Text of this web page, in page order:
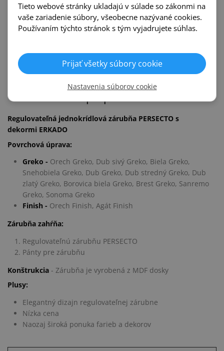
Posuvné systémy Kľučky
Regulovateľná jednokrídlová zárubňa PERSECTO s
dekormi ERKADO
Povrchová úprava:
Greko - Orech Greko, Dub sivý Greko, Biela Greko,
Snehobiela Greko, Dub Greko, Dub stredný Greko, Dub
zlatý Greko, Borovica biela Greko, Brest Greko, Sanremo
Greko, Sonoma Greko
Finish - Orech Finish, Agát Finish
Zárubňa zahŕňa:
Regulovateľnú zárubňu PERSECTO
Pánty pre zárubňu
Konštrukcia - Zárubňa je vyrobená z MDF dosky
Plusy:
Elegantný dizajn regulovateľnej zárubne
Nízka cena
Naozaj široká ponuka farieb a dekorov
Tieto webové stránky ukladajú v súlade so zákonmi na
vaše zariadenie súbory, všeobecne nazývané cookies.
Používaním týchto stránok s tým vyjadrujete súhlas.
Prijať všetky súbory cookie
Nastavenia súborov cookie